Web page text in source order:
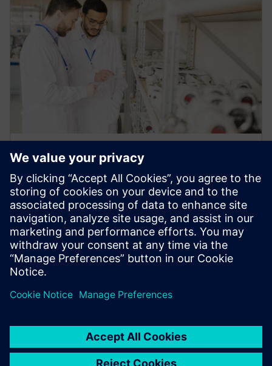
영상
자동차 품질 관리 솔루션
강력한 커뮤니케이션, 손쉬운 데이터 공유 및 명확한
결함 추적을 통해 공급업체 협업을 지원합니다. 잘못
된 커뮤니케이션이나 품질 분석의 손실로 시장 출시
시간이 지연되지 않도록 하십시오.